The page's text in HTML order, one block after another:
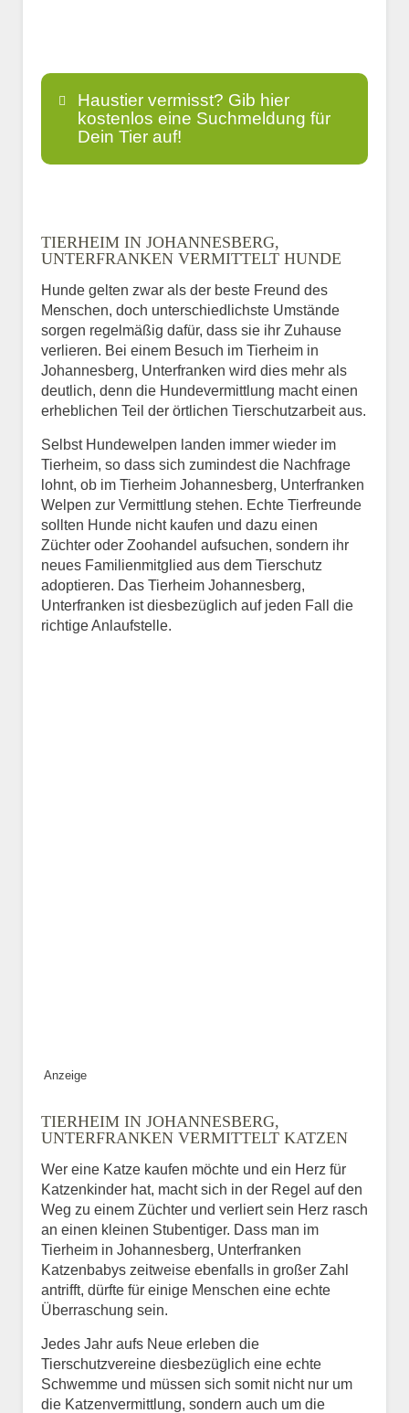
Haustier vermisst? Gib hier
kostenlos eine Suchmeldung für
Dein Tier auf!
E-Mail*
Informationen über das
Tier.
Art des Tiers*
Name des Tiers
Keine Datei ausgewählt
Vermisst seit
Ort des Verschwindens
TIERHEIM IN JOHANNESBERG,
UNTERFRANKEN VERMITTELT HUNDE
Hunde gelten zwar als der beste Freund des
Menschen, doch unterschiedlichste Umstände
sorgen regelmäßig dafür, dass sie ihr Zuhause
verlieren. Bei einem Besuch im Tierheim in
Johannesberg, Unterfranken wird dies mehr als
deutlich, denn die Hundevermittlung macht einen
erheblichen Teil der örtlichen Tierschutzarbeit aus.
Selbst Hundewelpen landen immer wieder im
Tierheim, so dass sich zumindest die Nachfrage
lohnt, ob im Tierheim Johannesberg, Unterfranken
Welpen zur Vermittlung stehen. Echte Tierfreunde
sollten Hunde nicht kaufen und dazu einen
Züchter oder Zoohandel aufsuchen, sondern ihr
neues Familienmitglied aus dem Tierschutz
adoptieren. Das Tierheim Johannesberg,
Unterfranken ist diesbezüglich auf jeden Fall die
richtige Anlaufstelle.
Anzeige
TIERHEIM IN JOHANNESBERG,
UNTERFRANKEN VERMITTELT KATZEN
Wer eine Katze kaufen möchte und ein Herz für
Katzenkinder hat, macht sich in der Regel auf den
Weg zu einem Züchter und verliert sein Herz rasch
an einen kleinen Stubentiger. Dass man im
Tierheim in Johannesberg, Unterfranken
Katzenbabys zeitweise ebenfalls in großer Zahl
antrifft, dürfte für einige Menschen eine echte
Überraschung sein.
Jedes Jahr aufs Neue erleben die
Tierschutzvereine diesbezüglich eine echte
Schwemme und müssen sich somit nicht nur um
die Katzenvermittlung, sondern auch um die